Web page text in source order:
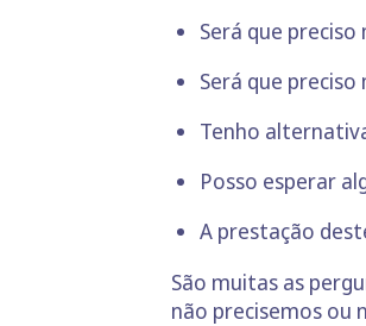
Será que
Será que
Tenho
Posso esperar
A prestação
São muitas as
não precisemos ou